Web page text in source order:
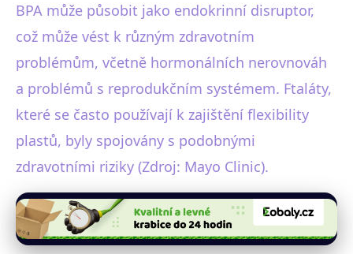
BPA může působit jako endokrinní disruptor,
což může vést k různým zdravotním
problémům, včetně hormonálních nerovnováh
a problémů s reprodukčním systémem. Ftaláty,
které se často používají k zajištění flexibility
plastů, byly spojovány s podobnými
zdravotními riziky (Zdroj: Mayo Clinic).